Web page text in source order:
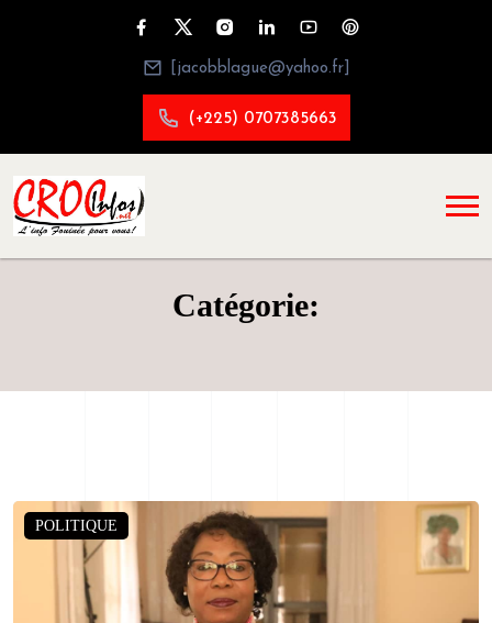
[jacobblague@yahoo.fr]
(+225) 0707385663
Catégorie:
POLITIQUE